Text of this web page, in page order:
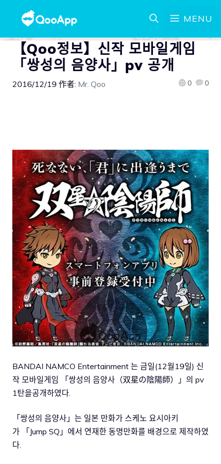
MENU
【Qoo정보】신작 모바일게임
「쌍성의 음양사」pv 공개
2016/12/19 作者: Mr. Qoo 0 0
BANDAI NAMCO Entertainment 는 금일(12월19일) 신
작 모바일게임 「쌍성의 음양사（双星の陰陽師）」의 pv
1탄을공개하였다.
「쌍성의 음양사」는 일본 만화가 스케노 요시아키
가 「Jump SQ」에서 연재한 동명만화를 배경으로 제작하였
다.